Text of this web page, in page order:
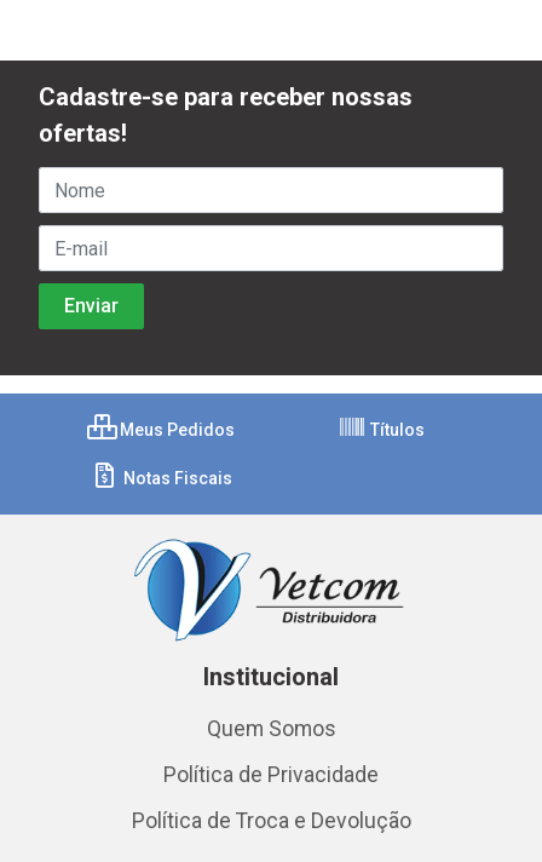
Cadastre-se para receber nossas
ofertas!
Meus Pedidos Títulos
Notas Fiscais
Institucional
Quem Somos
Política de Privacidade
Política de Troca e Devolução